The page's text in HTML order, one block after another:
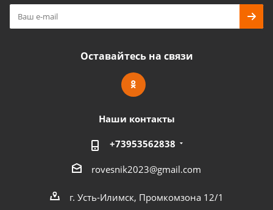
Оставайтесь на связи
Наши контакты
+73953562838
rovesnik2023@gmail.com
г. Усть-Илимск, Промкомзона 12/1